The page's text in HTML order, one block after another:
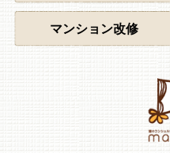
マンション改修